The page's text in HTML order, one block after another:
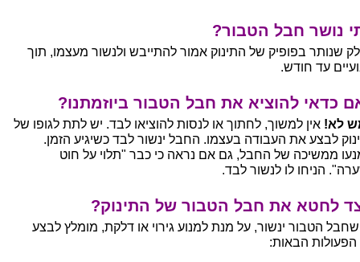
נושר חבל הטבור?
שנותר בפופיק של התינוק אמור להתייבש ולנשור מעצמו, תוך
עד חודש.
כדאי להוציא את חבל הטבור ביוזמתנו?
לא! אין למשוך, לחתוך או לנסות להוציאו לבד. יש לתת לגופו של
לבצע את העבודה בעצמו. החבל ינשור לבד כשיגיע הזמן.
ממשיכה של החבל, גם אם נראה כי כבר "תלוי על חוט
הניחו לו לנשור לבד.
לחטא את חבל הטבור של התינוק?
הטבור ינשור, על מנת למנוע גירוי או דלקת, מומלץ לבצע
הבאות: